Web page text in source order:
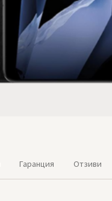
Гаранция Отзиви